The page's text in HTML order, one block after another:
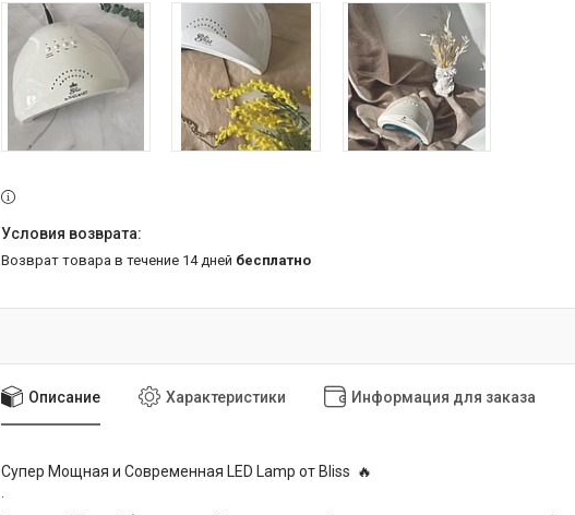
возврат товара в течение 14 дней бесплатно
Описание Характеристики Информация для заказа
Супер Мощная и Современная LED Lamp от Bliss 🔥